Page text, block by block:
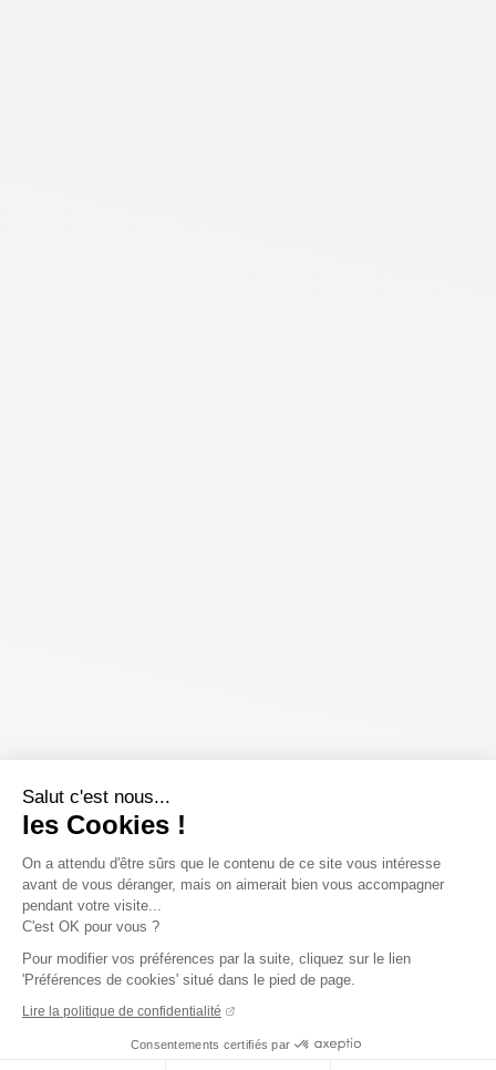
Salut c'est nous...
les Cookies !
On a attendu d'être sûrs que le contenu de ce site vous intéresse
avant de vous déranger, mais on aimerait bien vous accompagner
pendant votre visite...
C'est OK pour vous ?
Pour modifier vos préférences par la suite, cliquez sur le lien
'Préférences de cookies' situé dans le pied de page.
Lire la politique de confidentialité
Consentements certifiés par